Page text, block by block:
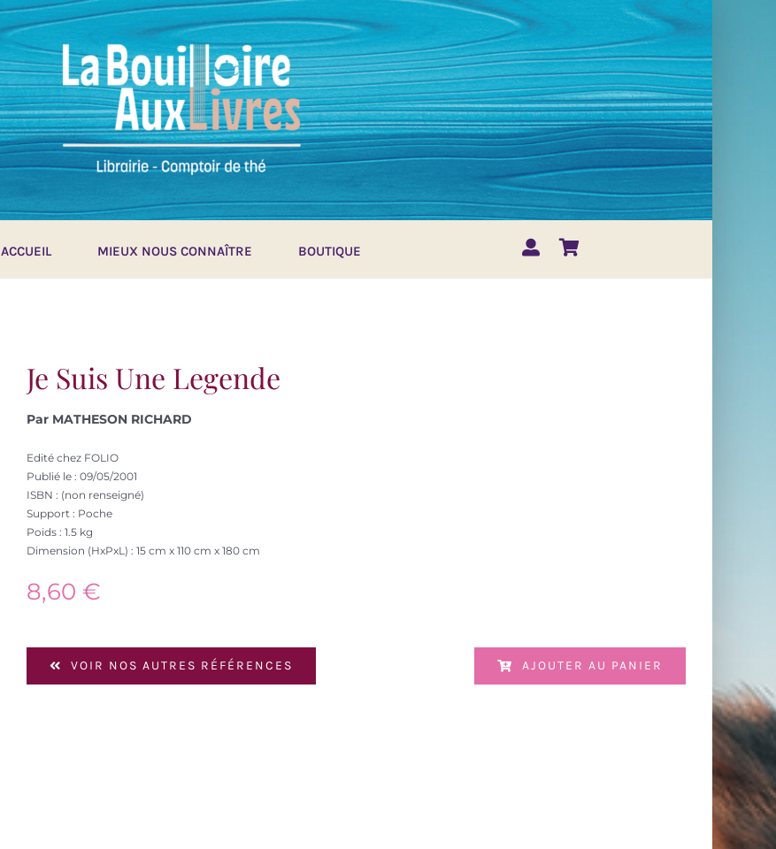
ACCUEIL MIEUX NOUS CONNAÎTRE BOUTIQUE
Je Suis Une Legende
Par MATHESON RICHARD
Edité chez FOLIO
Publié le : 09/05/2001
ISBN : (non renseigné)
Support : Poche
Poids : 1.5 kg
Dimension (HxPxL) : 15 cm x 110 cm x 180 cm
8,60€
VOIR NOS AUTRES RÉFÉRENCES AJOUTER AU PANIER